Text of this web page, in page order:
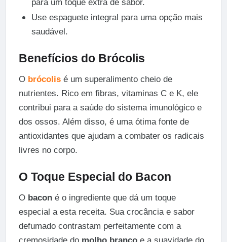
para um toque extra de sabor.
Use espaguete integral para uma opção mais
saudável.
Benefícios do Brócolis
O brócolis é um superalimento cheio de
nutrientes. Rico em fibras, vitaminas C e K, ele
contribui para a saúde do sistema imunológico e
dos ossos. Além disso, é uma ótima fonte de
antioxidantes que ajudam a combater os radicais
livres no corpo.
O Toque Especial do Bacon
O baconé o ingrediente que dá um toque
especial a esta receita. Sua crocância e sabor
defumado contrastam perfeitamente com a